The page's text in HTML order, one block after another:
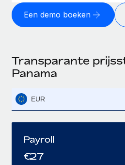
Een demo boeken
Transparante
Panama
EUR
Payroll
€27